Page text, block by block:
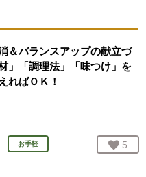
＆バランスアップの献立づ
」「調理法」「味つけ」を
ればＯＫ！
お手軽 お気
5